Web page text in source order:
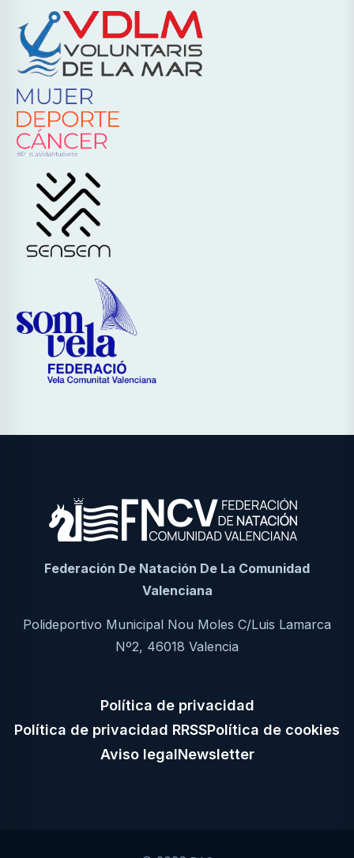
Federación De Natación De La Comunidad
Valenciana
Polideportivo Municipal Nou Moles C/Luis Lamarca
Nº2, 46018 Valencia
Política de privacidad
Política de privacidad RRSSPolítica de cookies
Aviso legalNewsletter